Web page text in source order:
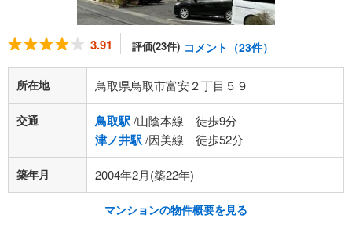
3.91 評価(23件) コメント（23件）
所在地 鳥取県鳥取市富安２丁目５９
交通 鳥取駅/山陰本線 徒歩9分
津ノ井駅/因美線 徒歩52分
築年月 2004年2月(築22年)
マンションの物件概要を見る